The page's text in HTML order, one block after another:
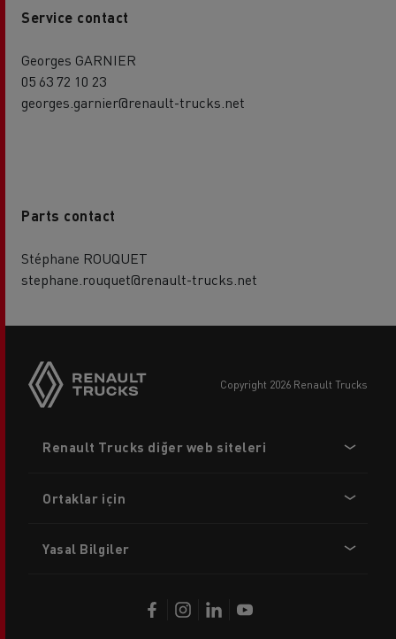
Service contact
Georges GARNIER
05 63 72 10 23
georges.garnier@renault-trucks.net
Parts contact
Stéphane ROUQUET
stephane.rouquet@renault-trucks.net
copyright 2026 Renault Trucks
menu
Renault Trucks diğer web siteleri
Ortaklar için
Yasal Bilgiler